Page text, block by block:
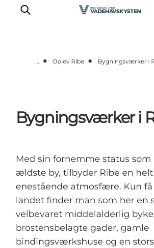
Oplev Fanø
Oplev Mandø
Det Sker
… ■ Oplev Ribe ■ Bygningsværker i
Bygningsværker i
Med sin fornemme status
ældste by, tilbyder Ribe en helt
enestående atmosfære. Kun få
landet finder man som her en
velbevaret middelalderlig
brostensbelagte gader, gamle
bindingsværkshuse og en